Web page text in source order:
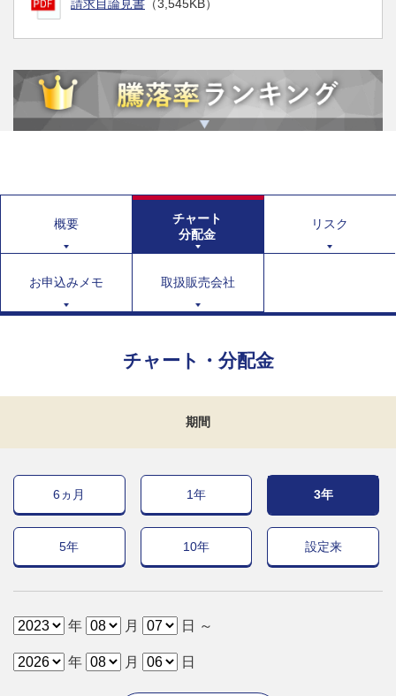
請求目論見書 （3,545KB）
概要
チャート
分配金
リスク
お申込みメモ 取扱販売会社
チャート・分配金
期間
6ヵ月 1年 3年
5年 10年 設定来
年 月 日 ～
年 月 日